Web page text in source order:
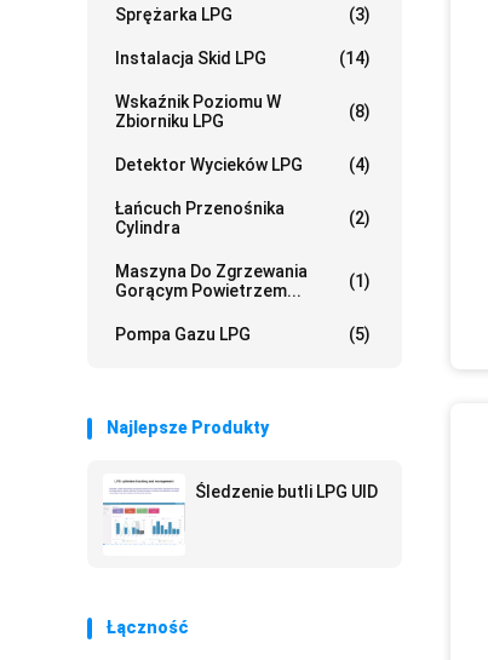
Sprężarka LPG (3)
Instalacja Skid LPG (14)
Wskaźnik Poziomu W
Zbiorniku LPG
(8)
Detektor Wycieków LPG (4)
Łańcuch Przenośnika
Cylindra
(2)
Maszyna Do Zgrzewania
Gorącym Powietrzem...
(1)
Pompa Gazu LPG (5)
Najlepsze Produkty
Śledzenie butli LPG UID
Łączność